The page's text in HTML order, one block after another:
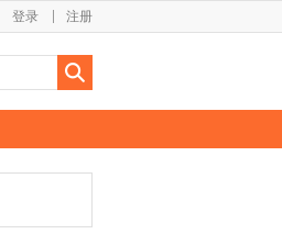
注册
登录